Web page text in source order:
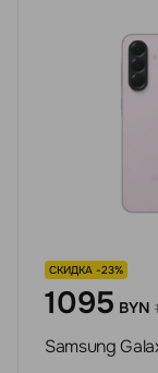
СКИДКА -23%
1095 BYN
Samsung